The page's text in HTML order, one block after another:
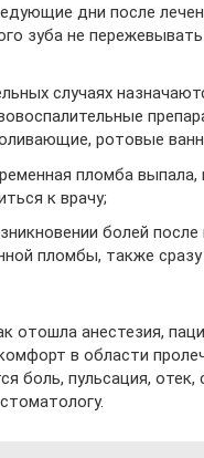
дни после
зуба не
случаях
ротовые
пломба выпала,
к врачу;
болей после
пломбы, также
отошла анестезия,
в области
боль, пульсация, отек,